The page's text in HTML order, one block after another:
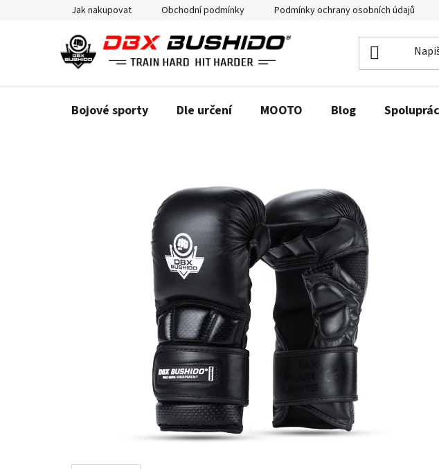
Jak nakupovat Obchodní podmínky Podmínky ochrany osobních údajů
Bojové sporty Dle určení MOOTO Blog